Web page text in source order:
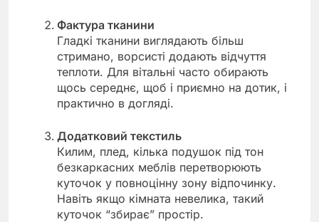
Фактура тканини
Гладкі тканини виглядають більш
стримано, ворсисті додають відчуття
теплоти. Для вітальні часто обирають
щось середнє, щоб і приємно на дотик, і
практично в догляді.
Додатковий текстиль
Килим, плед, кілька подушок під тон
безкаркасних меблів перетворюють
куточок у повноцінну зону відпочинку.
Навіть якщо кімната невелика, такий
куточок “збирає” простір.